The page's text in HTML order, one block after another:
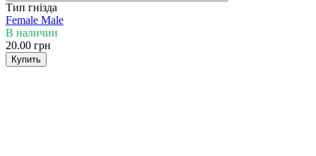
Тип гнізда
Female Male
В наличии
20.00 грн
Купить